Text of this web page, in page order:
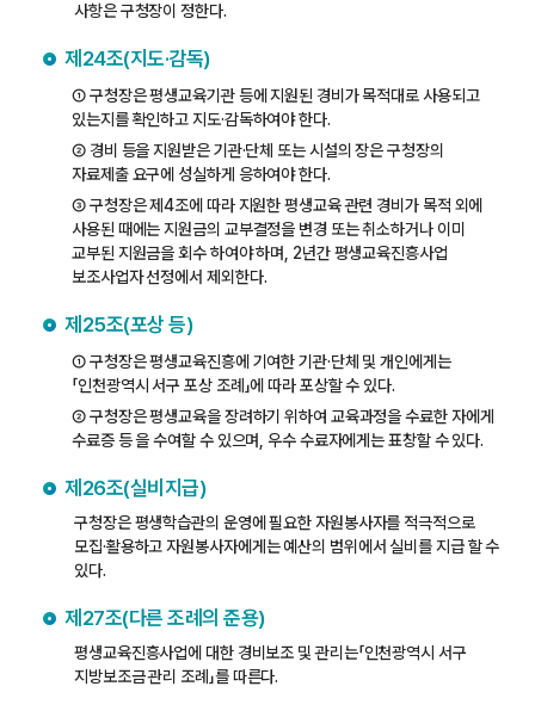
사항은 구청장이 정한다.
제24조(지도·감독)
① 구청장은 평생교육기관 등에 지원된 경비가 목적대로 사용되고
있는지를 확인하고 지도·감독하여야 한다.
② 경비 등을 지원받은 기관·단체 또는 시설의 장은 구청장의
자료제출 요구에 성실하게 응하여야 한다.
③ 구청장은 제4조에 따라 지원한 평생교육 관련 경비가 목적 외에
사용된 때에는 지원금의 교부결정을 변경 또는 취소하거나 이미
교부된 지원금을 회수 하여야 하며, 2년간 평생교육진흥사업
보조사업자 선정에서 제외한다.
제25조(포상 등)
① 구청장은 평생교육진흥에 기여한 기관·단체 및 개인에게는
「인천광역시 서구 포상 조례」에 따라 포상할 수 있다.
② 구청장은 평생교육을 장려하기 위하여 교육과정을 수료한 자에게
수료증 등 을 수여할 수 있으며, 우수 수료자에게는 표창할 수 있다.
제26조(실비지급)
구청장은 평생학습관의 운영에 필요한 자원봉사자를 적극적으로
모집·활용하고 자원봉사자에게는 예산의 범위에서 실비를 지급 할 수
있다.
제27조(다른 조례의 준용)
평생교육진흥사업에 대한 경비보조 및 관리는「인천광역시 서구
지방보조금 관리 조례」를 따른다.